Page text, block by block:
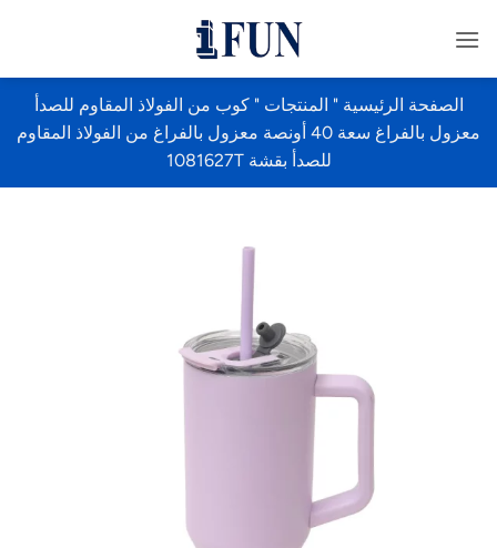
للمحتوى
الصفحة الرئيسية " المنتجات "كوب من الفولاذ المقاوم للصدأ
معزول بالفراغ سعة 40 أونصة معزول بالفراغ من الفولاذ المقاوم
للصدأ بقشة 1081627T